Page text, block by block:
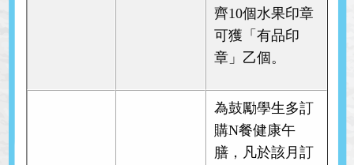
齊10個水果印章
可獲「有品印
章」乙個。
為鼓勵學生多訂
購N餐健康午
膳，凡於該月訂